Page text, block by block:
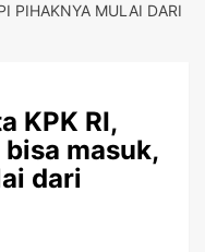
PIHAKNYA MULAI DARI
KPK RI,
masuk,
dari